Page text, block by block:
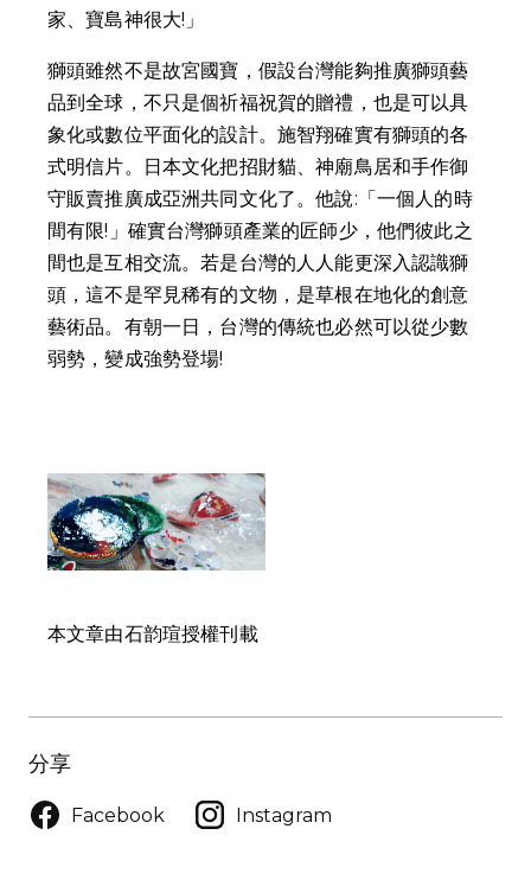
家、寶島神很大!」
獅頭雖然不是故宮國寶，假設台灣能夠推廣獅頭藝
品到全球，不只是個祈福祝賀的贈禮，也是可以具
象化或數位平面化的設計。施智翔確實有獅頭的各
式明信片。日本文化把招財貓、神廟鳥居和手作御
守販賣推廣成亞洲共同文化了。他說:「一個人的時
間有限!」確實台灣獅頭產業的匠師少，他們彼此之
間也是互相交流。若是台灣的人人能更深入認識獅
頭，這不是罕見稀有的文物，是草根在地化的創意
藝術品。有朝一日，台灣的傳統也必然可以從少數
弱勢，變成強勢登場!
本文章由石韵瑄授權刊載
分享
Facebook Instagram